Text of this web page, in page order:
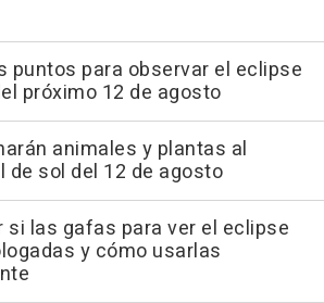
puntos para observar el eclipse
próximo 12 de agosto
animales y plantas al
de sol del 12 de agosto
si las gafas para ver el eclipse
y cómo usarlas